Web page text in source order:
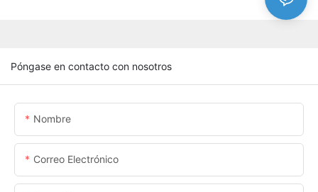
Póngase en contacto con nosotros
Nombre
Correo Electrónico